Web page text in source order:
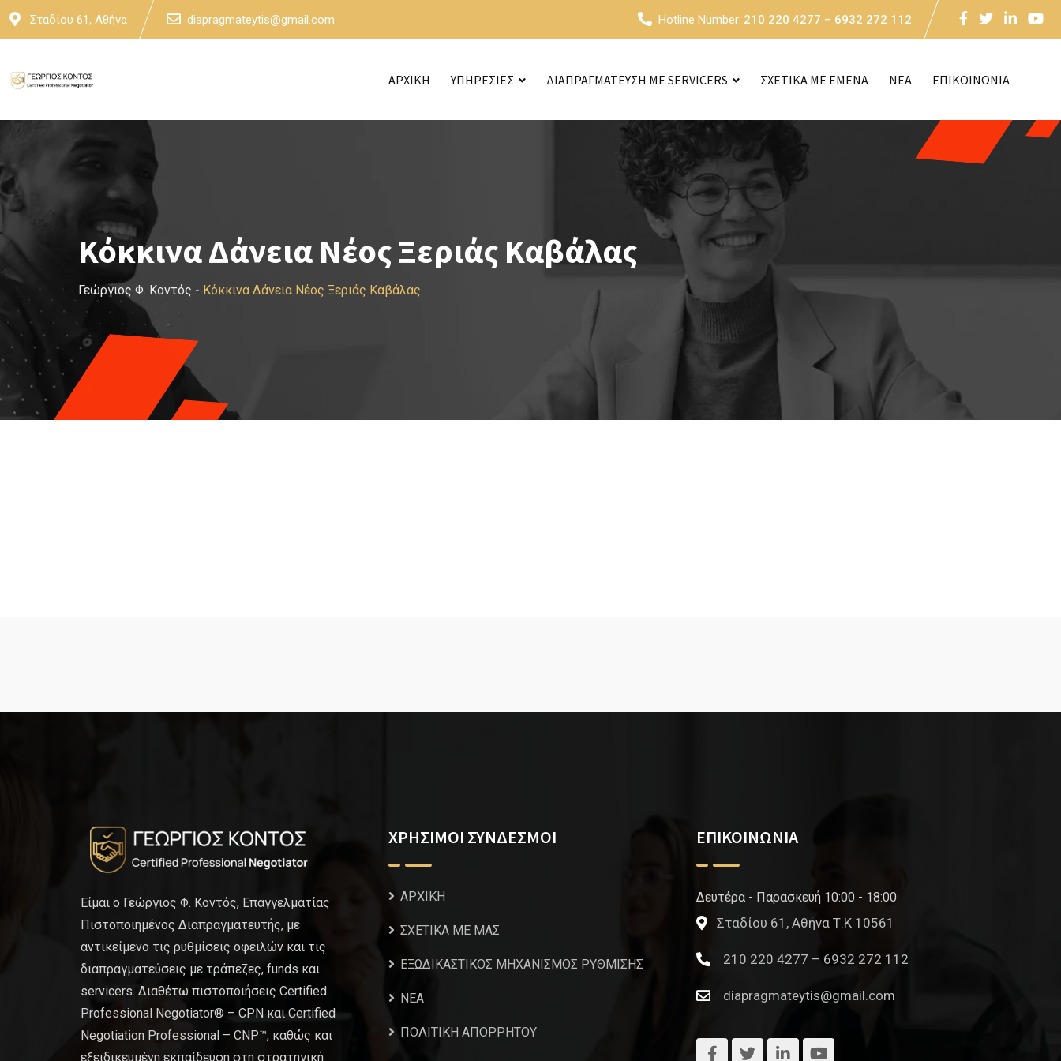
Skip
Σταδίου 61, Αθήνα diapragmateytis@gmail.com Hotline Number: 210 220 4277 – 6932 272 112
ΑΡΧΙΚΗ ΥΠΗΡΕΣΙΕΣ ΔΙΑΠΡΑΓΜΑΤΕΥΣΗ ΜΕ SERVICERS ΣΧΕΤΙΚΑ ΜΕ ΕΜΕΝΑ NEA ΕΠΙΚΟΙΝΩΝΙΑ
Κόκκινα Δάνεια Νέος Ξεριάς Καβάλας
Γεώργιος Φ. Κοντός - Κόκκινα Δάνεια Νέος Ξεριάς Καβάλας
Είμαι ο Γεώργιος Φ. Κοντός, Επαγγελματίας
Πιστοποιημένος Διαπραγματευτής, με
αντικείμενο τις ρυθμίσεις οφειλών και τις
διαπραγματεύσεις με τράπεζες, funds και
servicers. Διαθέτω πιστοποιήσεις Certified
Professional Negotiator® – CPN και Certified
Negotiation Professional – CNP™, καθώς και
εξειδικευμένη εκπαίδευση στη στρατηγική
ΧΡΗΣΙΜΟΙ ΣΥΝΔΕΣΜΟΙ
ΑΡΧΙΚΗ
ΣΧΕΤΙΚΑ ΜΕ ΜΑΣ
ΕΞΩΔΙΚΑΣΤΙΚΟΣ ΜΗΧΑΝΙΣΜΟΣ ΡΥΘΜΙΣΗΣ
NEA
ΠΟΛΙΤΙΚΗ ΑΠΟΡΡΗΤΟΥ
ΕΠΙΚΟΙΝΩΝΙΑ
Δευτέρα - Παρασκευή 10:00 - 18:00
Σταδίου 61, Αθήνα Τ.Κ 10561
210 220 4277 – 6932 272 112
diapragmateytis@gmail.com